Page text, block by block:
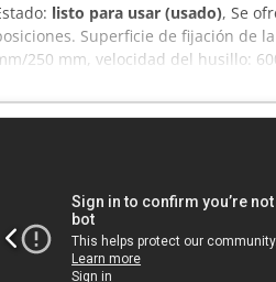
listo para usar (usado), Se
Superficie de fijación de
250 mm, velocidad del husillo:
peso de la máquina: aprox. 2000 kg,